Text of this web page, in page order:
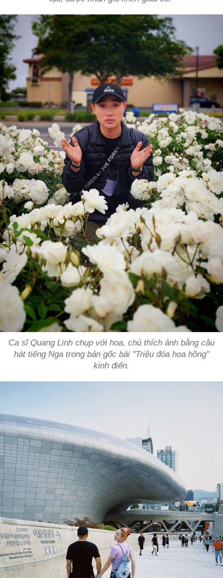
Ca sĩ Quang Linh chụp với hoa, chú thích ảnh bằng câu
hát tiếng Nga trong bản gốc bài "Triệu đóa hoa hồng"
kinh điển.